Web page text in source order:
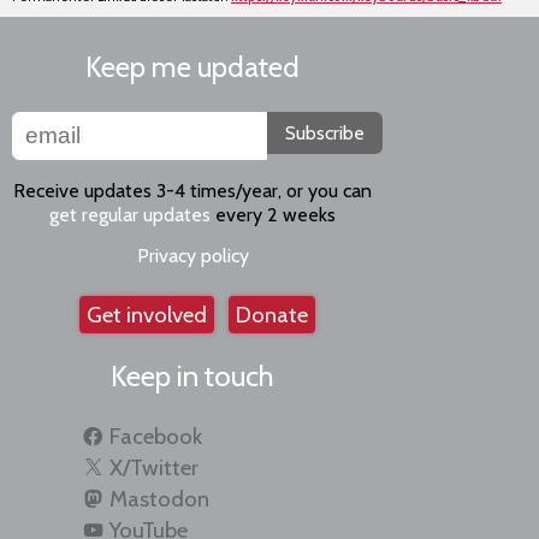
Keep me updated
Subscribe
Receive updates 3-4 times/year, or you can
get regular updates every 2 weeks
Privacy policy
Get involved Donate
Keep in touch
Facebook
X/Twitter
Mastodon
YouTube